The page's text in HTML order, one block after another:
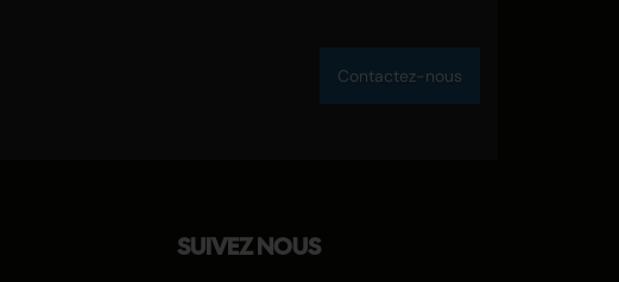
Contactez-nous
SUIVEZ NOUS